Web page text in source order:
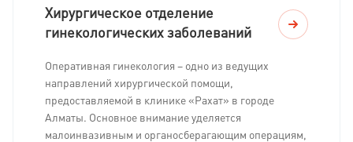
Хирургическое отделение
гинекологических заболеваний
Оперативная гинекология – одно из ведущих
направлений хирургической помощи,
предоставляемой в клинике «Рахат» в городе
Алматы. Основное внимание уделяется
малоинвазивным и органосберагающим операциям,